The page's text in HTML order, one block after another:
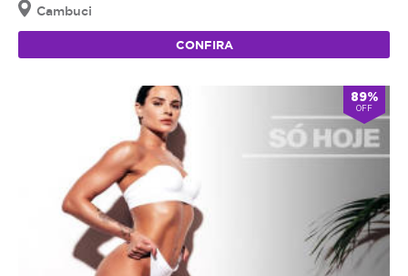
Cambuci
CONFIRA
89%
OFF